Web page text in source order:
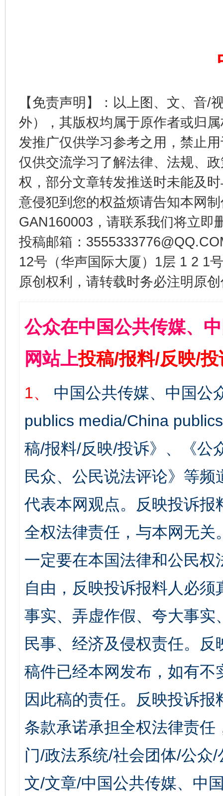
【免责声明】：以上图、文、音/
外），其版权均属于原作者或归
发推广仅供学习参考之用，禁止
仅供交流学习了解法律、法规、
权，部分文章转发推送时未能及
意侵犯到您的权益烦请告知本网
GAN160003，请联系我们将立即
投稿邮箱：
12号（华声国际大厦）1层 1 2 1
原创权利，请转载时务必注明原
公众在中国公共传媒、
网站上投稿/报料/反映/
1、
中国公共传媒、中国公
publics media/China
稿/报料/反映/投诉》、《公
民众、公民说法评论》等
代表本网观点。反映投诉
全权法律责任，与本网无
一定要在本国法律和公民
自由，反映投诉报料人必
事实、弄虚作假、夸大事
民事、经济及侵权责任。
稿件已经本网发布，如有
因此稿的责任。反映投诉
条款承诺承担全权法律责
门/政法系统/社会团体/公众
文/文章/中国公共传媒、中